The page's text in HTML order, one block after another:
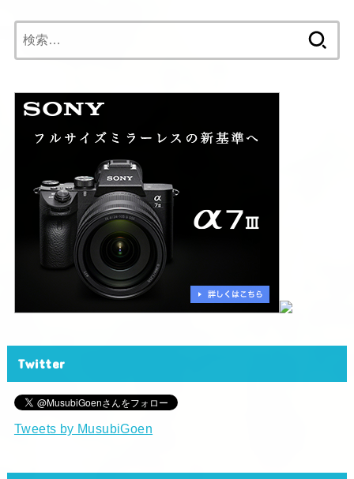
索:
Twitter
Tweets by MusubiGoen